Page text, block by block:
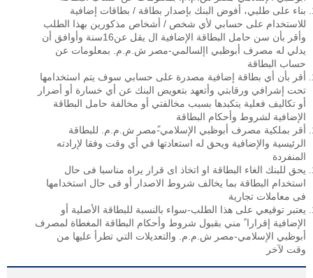
بناء على طلبي، أفوض البنك بإصدار بطاقة / بطاقات إضافية
للاستخدام على حسابي لأي شخص / أشخاص مذكورين بهذا الطلب
وأقر بأن سن حامل البطاقة الإضافية ال يقل عن16سنة وأوافق أن
يدلي له مصرف أبوظبي اإلسالمي-مصر ش.م.م. بمعلومات عن
حساب البطاقة
أقر بأن أي بطاقة إضافية مصدرة على حسابي سوف يتم استخدامها
تحت إشرافي ورقابتي وأتعهد بتعويض البنك عن أي خسارة أو أضرار
أو تكاليف فعلية يتكبدها بسبب مخالفتي أو مخالفة حامل البطاقة
الإضافية لشروط وأحكام البطاقة
أقر بملكية مصرف أبوظبي الإسلامي-ًمصر ش.م.م. للبطاقة
الرئيسية والإضافية ويحق له استعادتها في أي وقت وفقا لإرادته
المنفردة
يحق للبنك الغاء البطاقة او اتخاذ اى قرار يراه مناسبا فى حال
استخدام البطاقة بما يخالف شروط الاصدار أو فى حال استخدامها
فى معاملات تجارية
يعتبر توقيعي على هذا الطلب-سواء بالنسبة للبطاقة الأصلية أو
الإضافية إقرارا ً مني بقبول شروط وأحكام البطاقة المغطاة لمصرف
أبوظبي الإسلامي-مصر ش.م.م. والتعديلات التي تطرأ عليها من
وقت لآخر